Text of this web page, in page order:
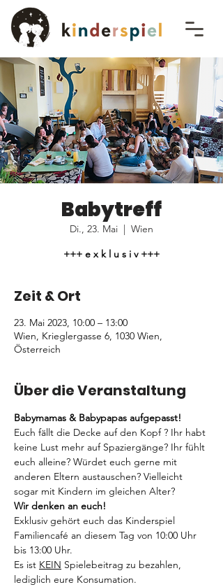
Babytreff
Di., 23. Mai
  |
Wien
+++ e x k l u s i v +++
Zeit & Ort
23. Mai 2023, 10:00 – 13:00
Wien, Krieglergasse 6, 1030 Wien,
Österreich
Über die Veranstaltung
Babymamas & Babypapas aufgepasst!
Euch fällt die Decke auf den Kopf ? Ihr habt
keine Lust mehr auf Spaziergänge? Ihr fühlt
euch alleine? Würdet euch gerne mit
anderen Eltern austauschen? Vielleicht
sogar mit Kindern im gleichen Alter?
Wir denken an euch!
Exklusiv gehört euch das Kinderspiel
Familiencafé an diesem Tag von 10:00 Uhr
bis 13:00 Uhr.
Es ist KEIN Spielebeitrag zu bezahlen,
lediglich eure Konsumation.